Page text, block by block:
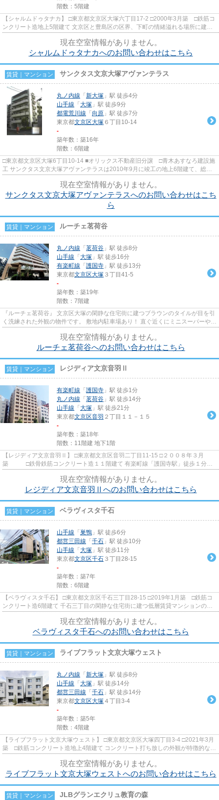
階数：5階建
【シャルムドゥタナカ】 □東京都文京区大塚六丁目17-2 □2000年3月築 □鉄筋コ
ンクリート造地上5階建て 文京区と豊島区の区界、下町の情緒溢れる場所に建つ
現在空室情報がありません。
シャルムドゥタナカへのお問い合わせはこちら
賃貸｜マンション サンクタス文京大塚アヴァンテラス
丸ノ内線 「 新大塚 」駅 徒歩4分
山手線 「 大塚 」駅 徒歩9分
都電荒川線 「 向原 」駅 徒歩7分
東京都文京区大塚 ６丁目10-14
-
築年数：築16年
階数：6階建
□東京都文京区大塚6丁目10-14 ■オリックス不動産旧分譲 □青木あすなろ建設施
工 サンクタス文京大塚アヴァンテラスは2010年9月に竣工の地上6階建て、総住
現在空室情報がありません。
サンクタス文京大塚アヴァンテラスへのお問い合わせはこち
ら
賃貸｜マンション ルーチェ茗荷谷
丸ノ内線 「 茗荷谷 」駅 徒歩8分
山手線 「 大塚 」駅 徒歩16分
有楽町線 「 護国寺 」駅 徒歩13分
東京都文京区大塚 ３丁目41-5
-
築年数：築19年
階数：7階建
『ルーチェ茗荷谷』 文京区大塚の閑静な住宅街に建つブラウンのタイルが目を引
く洗練された外観の物件です。 敷地内駐車場あり！ 直ぐ近くにミニスーパーや公
現在空室情報がありません。
ルーチェ茗荷谷へのお問い合わせはこちら
賃貸｜マンション レジディア文京音羽Ⅱ
有楽町線 「 護国寺 」駅 徒歩1分
丸ノ内線 「 茗荷谷 」駅 徒歩14分
山手線 「 大塚 」駅 徒歩21分
東京都文京区音羽 ２丁目１１－１５
-
築年数：築18年
階数：11階建 地下1階
【レジディア文京音羽Ⅱ】 □東京都文京区音羽二丁目11-15 □２００８年３月
築 □鉄骨鉄筋コンクリート造１１階建て 有楽町線「護国寺駅」徒歩１分の
現在空室情報がありません。
レジディア文京音羽Ⅱへのお問い合わせはこちら
賃貸｜マンション ベラヴィスタ千石
山手線 「 巣鴨 」駅 徒歩6分
都営三田線 「 千石 」駅 徒歩10分
山手線 「 大塚 」駅 徒歩11分
東京都文京区千石 ３丁目28-15
-
築年数：築7年
階数：6階建
【ベラヴィスタ千石】 □東京都文京区千石三丁目28-15 □2019年1月築 □鉄筋コ
ンクリート造6階建て 千石三丁目の閑静な住宅街に建つ低層賃貸マンションのご
現在空室情報がありません。
ベラヴィスタ千石へのお問い合わせはこちら
賃貸｜マンション ライブフラット文京大塚ウェスト
丸ノ内線 「 新大塚 」駅 徒歩8分
山手線 「 大塚 」駅 徒歩14分
都営三田線 「 千石 」駅 徒歩14分
東京都文京区大塚 ４丁目3-4
-
築年数：築5年
階数：4階建
【ライブフラット文京大塚ウェスト】 □東京都文京区大塚四丁目3-4 □2021年3月
築 □鉄筋コンクリート造地上4階建て コンクリート打ち放しの外観が特徴的なデ
現在空室情報がありません。
ライブフラット文京大塚ウェストへのお問い合わせはこちら
賃貸｜マンション JLBグランエクリュ教育の森